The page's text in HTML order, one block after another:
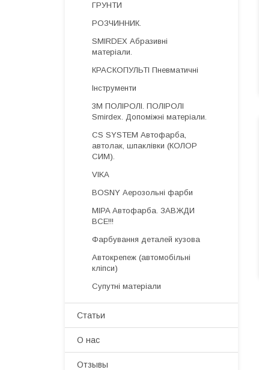
ГРУНТИ
РОЗЧИННИК.
SMIRDEX Абразивні
матеріали.
КРАСКОПУЛЬТІ Пневматичні
Інструменти
3М ПОЛІРОЛІ. ПОЛІРОЛІ
Smirdex. Допоміжні матеріали.
CS SYSTEM Автофарба,
автолак, шпаклівки (КОЛОР
СИМ).
VIKA
BOSNY Аерозольні фарби
MIPA Автофарба. ЗАВЖДИ
ВСЕ!!!
Фарбування деталей кузова
Автокрепеж (автомобільні
кліпси)
Супутні матеріали
Статьи
О нас
Отзывы